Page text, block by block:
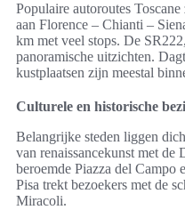
Populaire autoroutes
aan Florence – Chianti –
km met veel stops. De
panoramische uitzichten.
kustplaatsen zijn meestal
Culturele en historische
Belangrijke steden liggen
van renaissancekunst met
beroemde Piazza del Campo
Pisa trekt bezoekers met de
Miracoli.